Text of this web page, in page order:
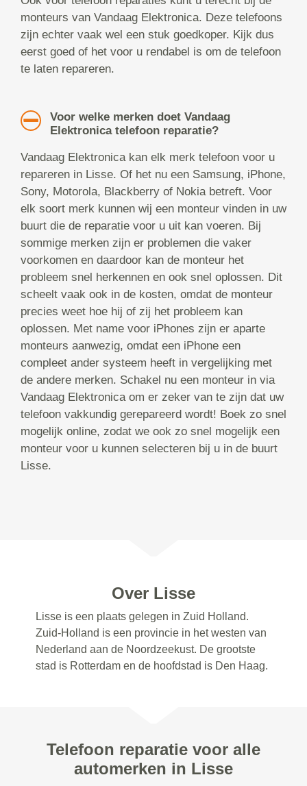
monteurs van Vandaag Elektronica. Deze telefoons
zijn echter vaak wel een stuk goedkoper. Kijk dus
eerst goed of het voor u rendabel is om de telefoon
te laten repareren.
Voor welke merken doet Vandaag
Elektronica telefoon reparatie?
Vandaag Elektronica kan elk merk telefoon voor u
repareren in Lisse. Of het nu een Samsung, iPhone,
Sony, Motorola, Blackberry of Nokia betreft. Voor
elk soort merk kunnen wij een monteur vinden in uw
buurt die de reparatie voor u uit kan voeren. Bij
sommige merken zijn er problemen die vaker
voorkomen en daardoor kan de monteur het
probleem snel herkennen en ook snel oplossen. Dit
scheelt vaak ook in de kosten, omdat de monteur
precies weet hoe hij of zij het probleem kan
oplossen. Met name voor iPhones zijn er aparte
monteurs aanwezig, omdat een iPhone een
compleet ander systeem heeft in vergelijking met
de andere merken. Schakel nu een monteur in via
Vandaag Elektronica om er zeker van te zijn dat uw
telefoon vakkundig gerepareerd wordt! Boek zo snel
mogelijk online, zodat we ook zo snel mogelijk een
monteur voor u kunnen selecteren bij u in de buurt
Lisse.
Over Lisse
Lisse is een plaats gelegen in Zuid Holland.
Zuid-Holland is een provincie in het westen van
Nederland aan de Noordzeekust. De grootste
stad is Rotterdam en de hoofdstad is Den Haag.
Telefoon reparatie voor alle
automerken in Lisse